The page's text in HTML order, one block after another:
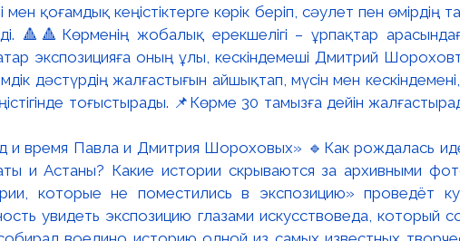
қоғамдық кеңістіктерге көрік беріп, сәулет пен өмірдің
🔺🔺Көрменің жобалық ерекшелігі – ұрпақтар
экспозицияға оның ұлы, кескіндемеші Дмитрий
дәстүрдің жалғастығын айшықтап, мүсін мен
тоғыстырады. 📌Көрме 30 тамызға дейін